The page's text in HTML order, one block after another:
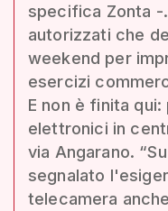
specifica Zonta -
autorizzati che
weekend per
esercizi
E non è finita
elettronici in
via Angarano.
segnalato
telecamera